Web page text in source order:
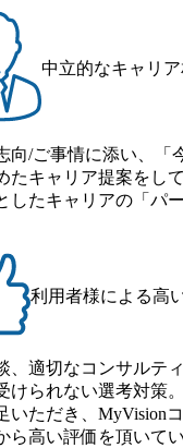
マに対して、グロー
の構造改革と社会価
ショナルチームです
は下記となります。
【SCS SU】 ・コン
改革)【SSC SU】 ・
_Sustainable SCM
大阪≫ ・コンサルタ
SU】 ※当日は全
のみの実施を予定し
間～最大2時間半程度
の間をなるべく空け
叶わないケースもご
させていただきます
をお持ちの方は、こ
20日までに受験いた
参加者をご案内しま
～13:30 @ベイン東
はコンサルタントと
ースワークショップ
選考会にて採用面接
い方は別途調整い
インの実施 ※東京オ
フィス希望を含めた
了承ください ● フル
の方で、東京オフィス
思がある方 ● 英語・
本語が母国語でな
当の上級レベルの日
中立的なキャリ
向/ご事情に添い、「
たキャリア提案をし
したキャリアの「パ
利用者様による高
、適切なコンサルテ
けられない選考対策
いただき、MyVision
ら高い評価を頂いてい